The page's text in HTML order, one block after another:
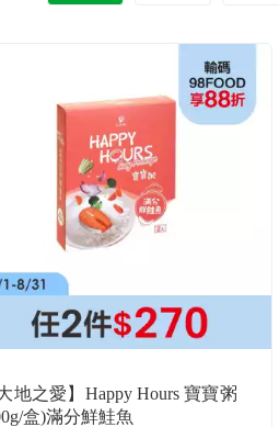
大地之愛】Happy Hours 寶寶粥
盒)滿分鮮鮭魚